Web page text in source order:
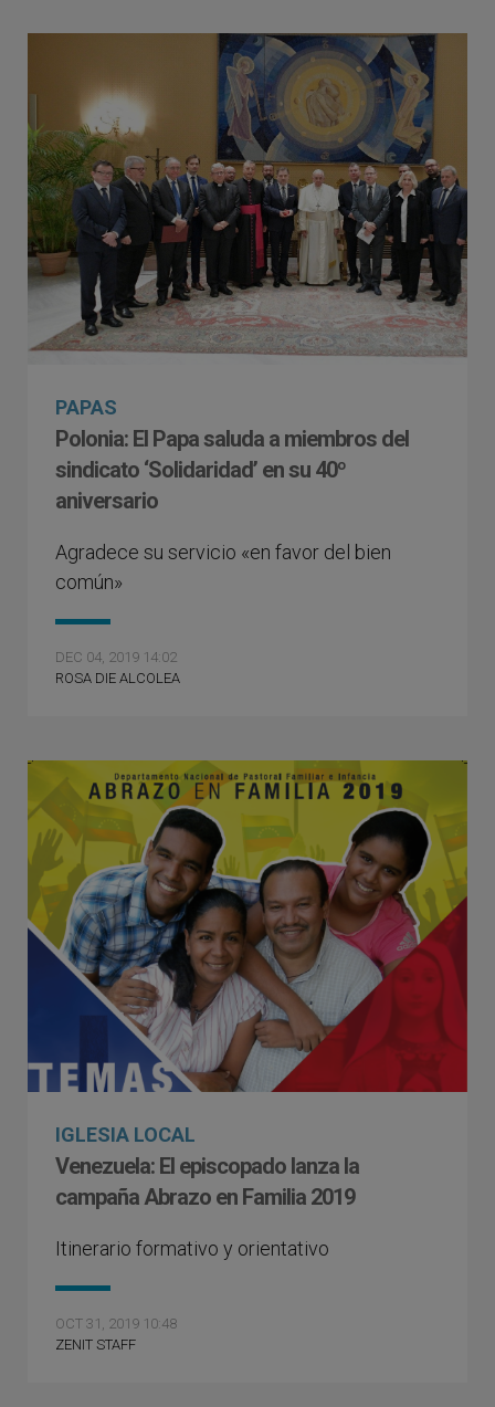
PAPAS
Polonia: El Papa saluda a miembros del
sindicato ‘Solidaridad’ en su 40º
aniversario
Agradece su servicio «en favor del bien
común»
DEC 04, 2019 14:02
ROSA DIE ALCOLEA
IGLESIA LOCAL
Venezuela: El episcopado lanza la
campaña Abrazo en Familia 2019
Itinerario formativo y orientativo
OCT 31, 2019 10:48
ZENIT STAFF